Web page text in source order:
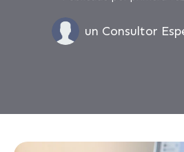
un Consultor